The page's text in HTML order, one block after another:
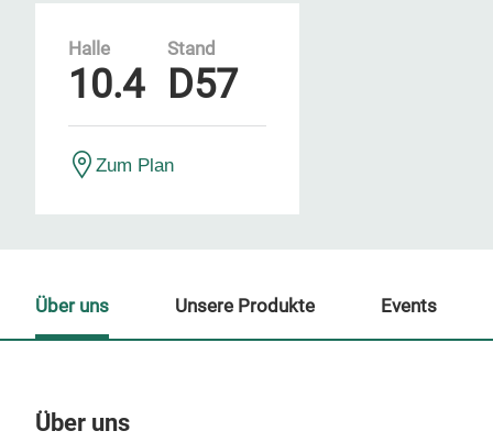
Halle
10.4
Stand
D57
Zum Plan
Über uns
Über uns Unsere Produkte Events